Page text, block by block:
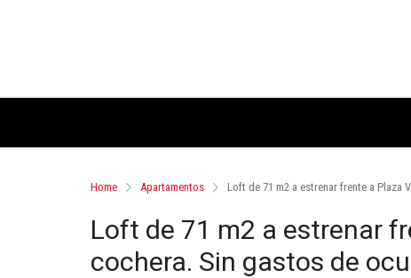
Home Apartamentos Loft de 71 m2 a estrenar frente a Plaza
Loft de 71 m2 a estrenar
cochera. Sin gastos de